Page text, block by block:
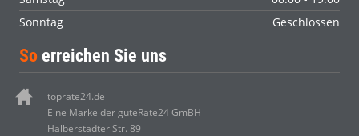
Sonntag
Geschlossen
So erreichen Sie uns
toprate24.de
Eine Marke der guteRate24 GmBH
Halberstädter Str. 89